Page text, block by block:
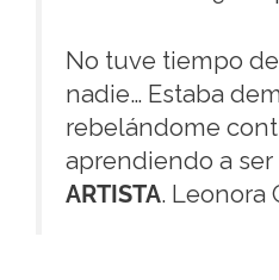
No tuve tiempo
nadie… Estaba
rebelándome
aprendiendo a ser
ARTISTA. Leonora